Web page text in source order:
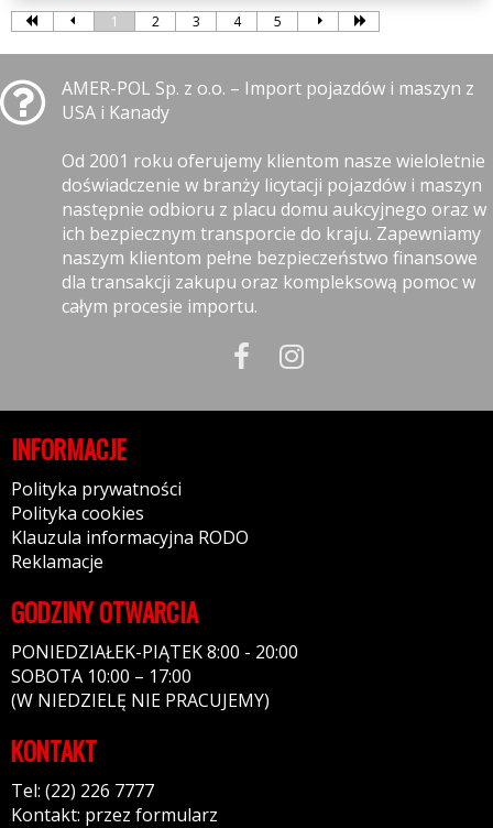
1 2 3 4 5
AMER-POL Sp. z o.o. – Import pojazdów i maszyn z
USA i Kanady
Od 2001 roku oferujemy klientom nasze wieloletnie
doświadczenie w branży licytacji pojazdów i maszyn
następnie odbioru z placu domu aukcyjnego oraz w
ich bezpiecznym transporcie do kraju. Zapewniamy
naszym klientom pełne bezpieczeństwo finansowe
dla transakcji zakupu oraz kompleksową pomoc w
całym procesie importu.
INFORMACJE
Polityka prywatności
Polityka cookies
Klauzula informacyjna RODO
Reklamacje
GODZINY OTWARCIA
PONIEDZIAŁEK-PIĄTEK 8:00 - 20:00
SOBOTA 10:00 – 17:00
(W NIEDZIELĘ NIE PRACUJEMY)
KONTAKT
Tel: (22) 226 7777
Kontakt: przez formularz